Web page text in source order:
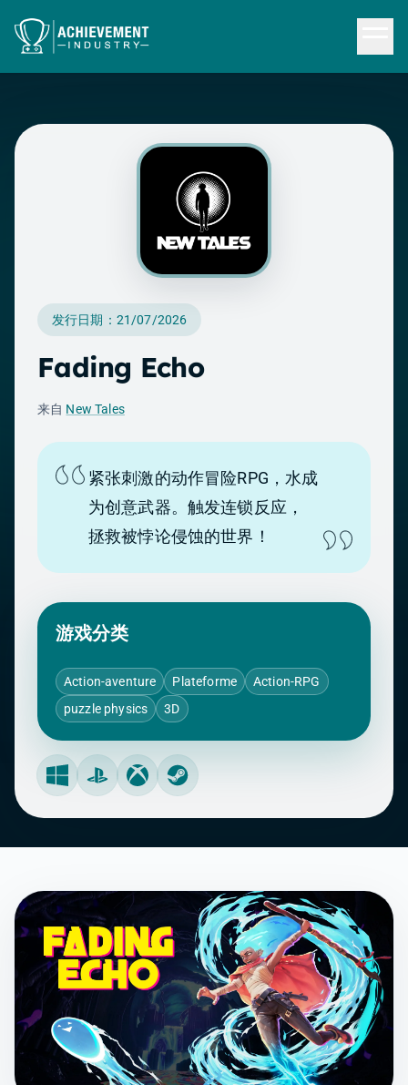
发行日期：21/07/2026
Fading Echo
来自 New Tales
紧张刺激的动作冒险RPG，水成
为创意武器。触发连锁反应，
拯救被悖论侵蚀的世界！
游戏分类
Action-aventure Plateforme
Action-RPG
puzzle physics
3D
WindowsPlayStation
Xbox Steam Machine